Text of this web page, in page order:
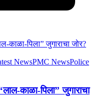
NewsPMC NewsPolice
काळा-पिला” जुगाराचा